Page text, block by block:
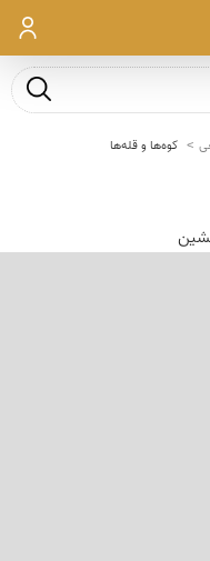
ورود
جست و
کوه‌ها و قله‌ها